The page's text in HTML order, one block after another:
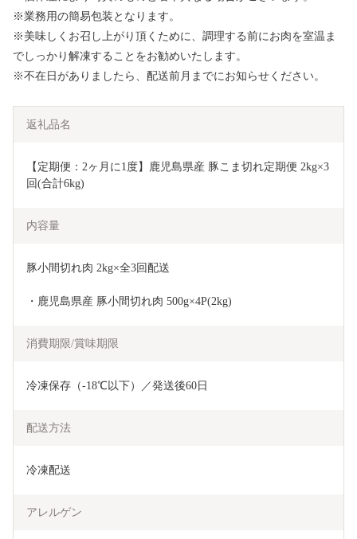
※業務用の簡易包装となります。
※美味しくお召し上がり頂くために、調理する前にお肉を室温ま
でしっかり解凍することをお勧めいたします。
※不在日がありましたら、配送前月までにお知らせください。
返礼品名
【定期便：2ヶ月に1度】鹿児島県産 豚こま切れ定期便 2kg×3
回(合計6kg)
内容量
豚小間切れ肉 2kg×全3回配送
・鹿児島県産 豚小間切れ肉 500g×4P(2kg)
消費期限/賞味期限
冷凍保存（-18℃以下）／発送後60日
配送方法
冷凍配送
アレルゲン